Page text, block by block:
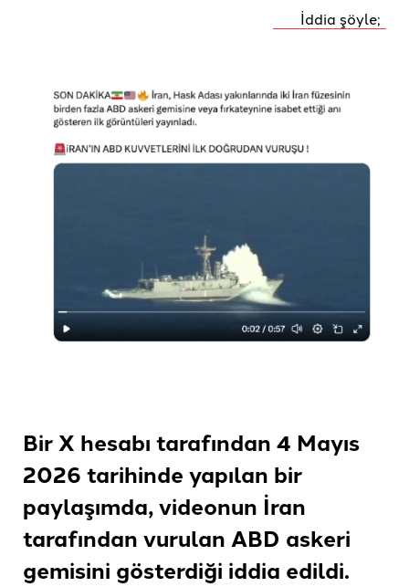
İddia şöyle;
Bir X hesabı tarafından 4 Mayıs
2026 tarihinde yapılan bir
paylaşımda, videonun İran
tarafından vurulan ABD askeri
gemisini gösterdiği iddia edildi.